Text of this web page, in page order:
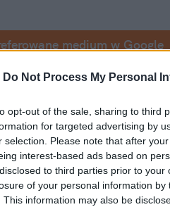
Do Not Process My Personal
opt-out of the sale, sharing to third
for targeted advertising by
selection. Please note that after
interest-based ads based on
to third parties prior to
of your personal information by
This information may also be
medium w Google
obiecujących
to
rośnie w